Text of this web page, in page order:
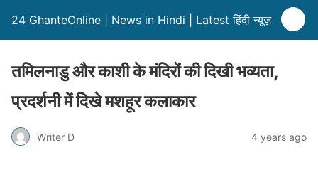
24 GhanteOnline | News in Hindi | Latest हिंदी न्यूज़
तमिलनाडु और काशी के मंदिरों की दिखी भव्यता,
प्रदर्शनी में दिखे मशहूर कलाकार
Writer D 4 years ago